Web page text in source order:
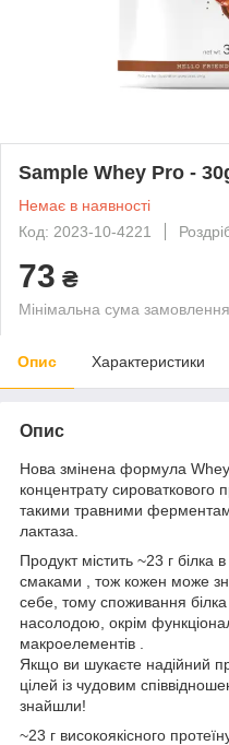
Sample Whey Pro -
Немає в наявності
Код: 2023-10-4221
73 ₴
Мінімальна сума
Опис Характеристики
Опис
Нова змінена формула
концентрату сироваткового
такими травними
лактаза.
Продукт містить ~23 г білка
смаками , тож кожен може
себе, тому споживання
насолодою, окрім
макроелементів .
Якщо ви шукаєте надійний
цілей із чудовим
знайшли!
~23 г високоякісного